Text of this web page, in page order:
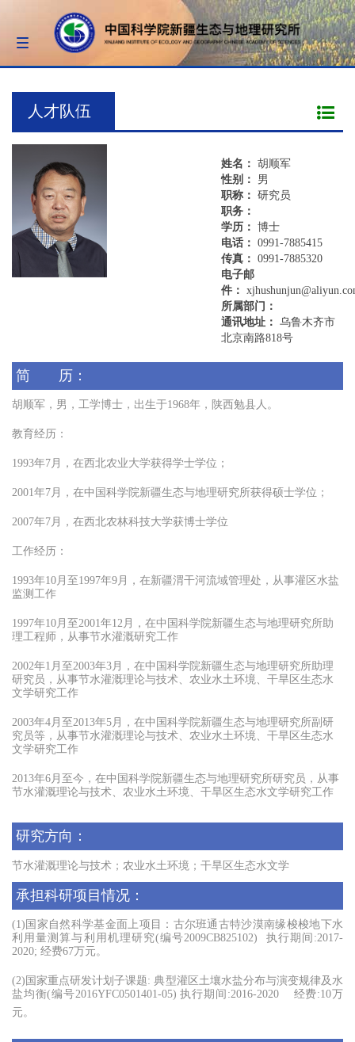
Toggle
navigation
人才队伍
姓名： 胡顺军
性别：
男
职称： 研究员
职务：
学历： 博士
电话： 0991-7885415
传真： 0991-7885320
电子邮
件：
所属部门：
通讯地址： 乌鲁木齐市
北京南路818号
简 历：
胡顺军，男，工学博士，出生于1968年，陕西勉县人。
教育经历：
1993年7月，在西北农业大学获得学士学位；
2001年7月，在中国科学院新疆生态与地理研究所获得硕士学位；
2007年7月，在西北农林科技大学获博士学位
工作经历：
1993年10月至 1997年9月，在新疆渭干河流域管理处，从事灌区水盐
监测工作
1997年10月至2001年12月，在中国科学院新疆生态与地理研究所助
理工程师 ，从事节水灌溉研究工作
2002年1 月至2003年3月，在中国科学院新疆生态与地理研究所助理
研究员，从事节水灌溉理论与技术、农业水土环境、干旱区生态水
文学研究工作
2003年4月至2013年5月，在中国科学院新疆生态与地理研究所副研
究员等，从事节水灌溉理论与技术、农业水土环境、干旱区生态水
文学研究工作
2013年6月至今，在中国科学院新疆生态与地理研究所研究员，从事
节水灌溉理论与技术、农业水土环境、干旱区生态水文学研究工作
研究方向：
节水灌溉理论与技术；农业水土环境；干旱区生态水文学
承担科研项目情况：
(1) 国家自然科学基金面上项目： 古尔班通古特沙漠南缘梭梭地下水
利用量测算与利用机理研究(编号2009CB825102) 执行期间 :2017-
2020; 经费67万元。
(2) 国家重点研发计划子课题: 典型灌区土壤水盐分布与演变规律及水
盐均衡(编号2016YFC0501401-05) 执行期间 :2016-2020 经费:10万
元。